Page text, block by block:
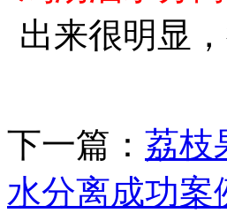
出来很明显
下一篇： 荔枝
水分离成功案